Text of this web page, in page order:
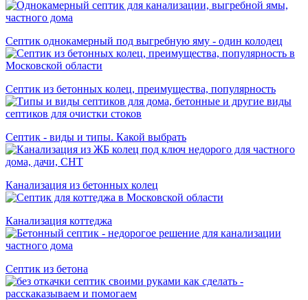
Септик однокамерный под выгребную яму - один колодец
Септик из бетонных колец, преимущества, популярность
Септик - виды и типы. Какой выбрать
Канализация из бетонных колец
Канализация коттеджа
Cептик из бетона